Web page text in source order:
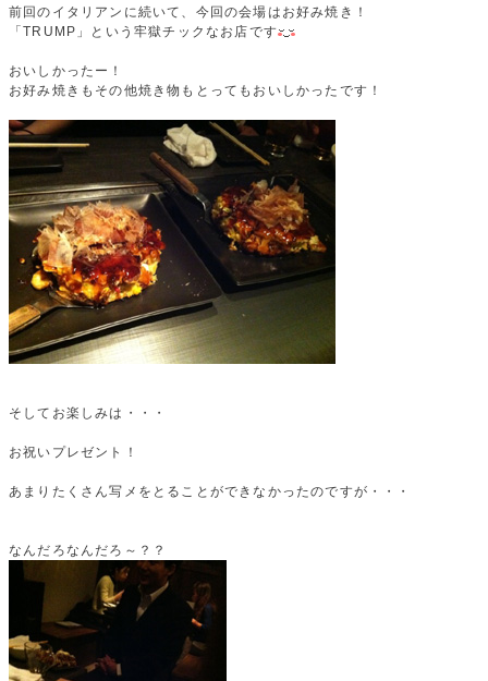
前回のイタリアンに続いて、今回の会場はお好み焼き！
「TRUMP」という牢獄チックなお店です
おいしかったー！
お好み焼きもその他焼き物もとってもおいしかったです！
そしてお楽しみは・・・
お祝いプレゼント！
あまりたくさん写メをとることができなかったのですが・・・
なんだろなんだろ～？？